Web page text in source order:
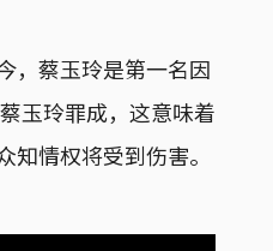
，蔡玉玲是第一名因
玉玲罪成，这意味着
情权将受到伤害。